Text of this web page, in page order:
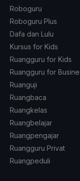
Roboguru
Roboguru Plus
Dafa dan Lulu
Kursus for Kids
Ruangguru for Kids
Ruangguru for
Ruanguji
Ruangbaca
Ruangkelas
Ruangbelajar
Ruangpengajar
Ruangguru Privat
Ruangpeduli